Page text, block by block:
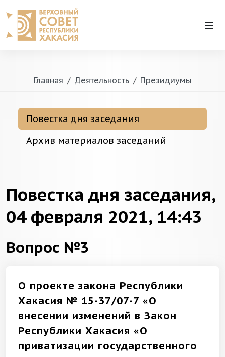
Главная Деятельность Президиумы
Повестка дня заседания
Архив материалов заседаний
Повестка дня заседания,
04 февраля 2021, 14:43
Вопрос №3
О проекте закона Республики
Хакасия № 15-37/07-7 «О
внесении изменений в Закон
Республики Хакасия «О
приватизации государственного